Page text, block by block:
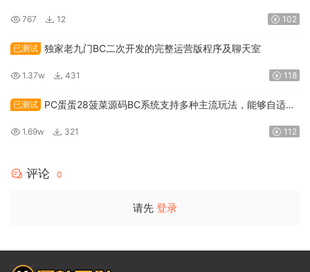
767 12 102
已测试 独家老九门BC二次开发的完整运营版程序及聊天室
1.37w 431 118
已测试
PC蛋蛋28菠菜源码BC系统支持多种主流玩法，能够自适应
1.69w 321 112
评论 0
请先 登录